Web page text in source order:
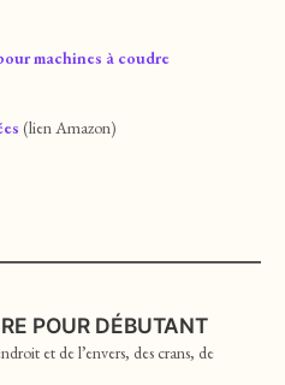
machines à coudre
(lien Amazon)
POUR DÉBUTANT
et de l’envers, des crans, de